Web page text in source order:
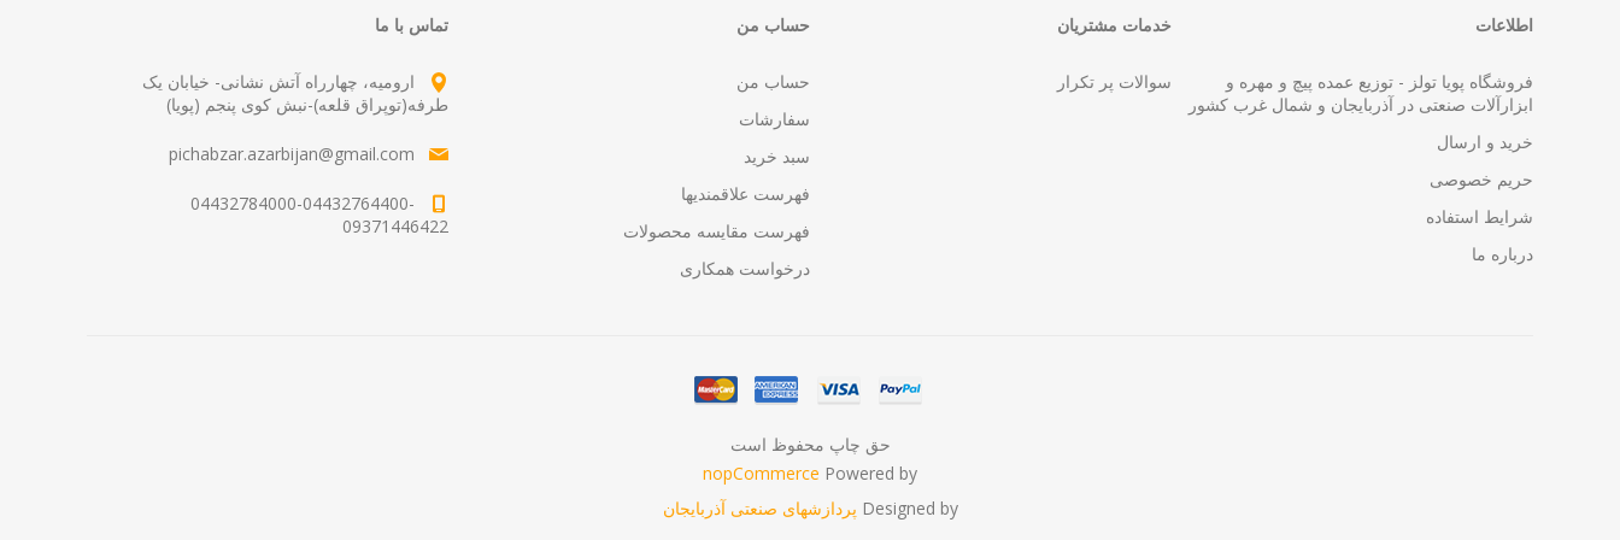
اطلاعات
فروشگاه پویا تولز - توزیع عمده پیچ و مهره و
ابزارآلات صنعتی در آذربایجان و شمال غرب کشور
خرید و ارسال
حریم خصوصی
شرایط استفاده
درباره ما
خدمات مشتریان
سوالات پر تکرار
حساب من
حساب من
سفارشات
سبد خرید
فهرست علاقمندیها
فهرست مقایسه محصولات
درخواست همکاری
تماس با ما
ارومیه، چهارراه آتش نشانی- خیابان یک
طرفه(توپراق قلعه)-نبش کوی پنجم (پویا)
pichabzar.azarbijan@gmail.com
04432784000-04432764400-
09371446422
حق چاپ محفوظ است
Powered by
nopCommerce
Designed by پردازشهای صنعتی آذربایجان